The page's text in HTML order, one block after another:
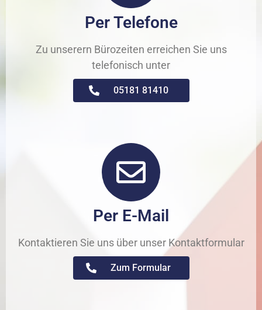
Per Telefone
Zu unserern Bürozeiten erreichen Sie uns
telefonisch unter
05181 81410
Per E-Mail
Kontaktieren Sie uns über unser Kontaktformular
Zum Formular